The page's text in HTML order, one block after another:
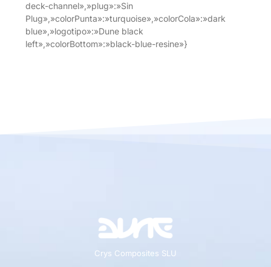
deck-channel»,»plug»:»Sin
Plug»,»colorPunta»:»turquoise»,»colorCola»:»dark
blue»,»logotipo»:»Dune black
left»,»colorBottom»:»black-blue-resine»}
Crys Composites SLU